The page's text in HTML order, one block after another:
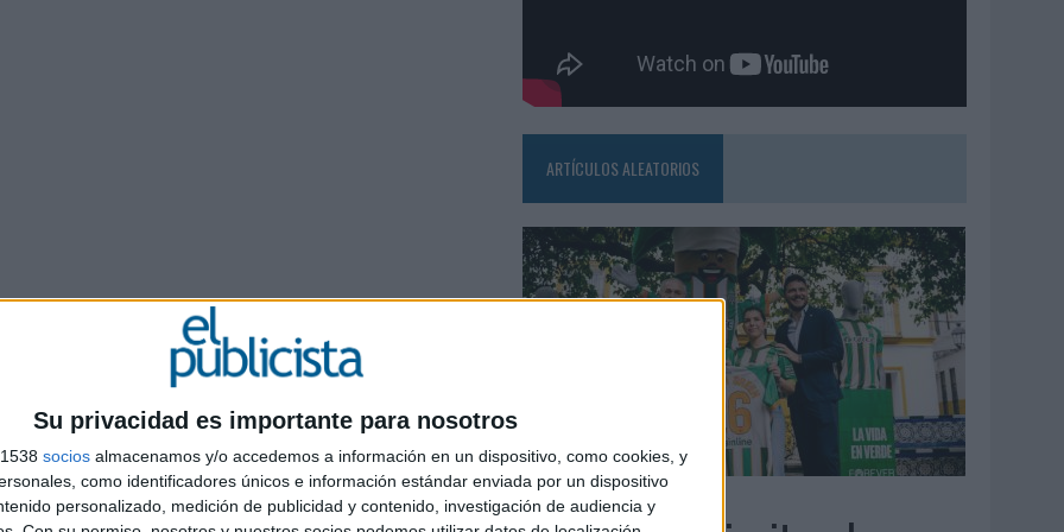
Su privacidad es importante para nosotros
socios almacenamos y/o accedemos a información en un dispositivo, como cookies, y
como identificadores únicos e información estándar enviada por un dispositivo
personalizado, medición de publicidad y contenido, investigación de audiencia y
ARTÍCULOS ALEATORIOS
03/08/2026